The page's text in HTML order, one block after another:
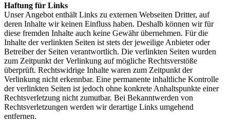
Haftung für Links
Unser Angebot enthält Links zu externen Webseiten Dritter, auf
deren Inhalte wir keinen Einfluss haben. Deshalb können wir für
diese fremden Inhalte auch keine Gewähr übernehmen. Für die
Inhalte der verlinkten Seiten ist stets der jeweilige Anbieter oder
Betreiber der Seiten verantwortlich. Die verlinkten Seiten wurden
zum Zeitpunkt der Verlinkung auf mögliche Rechtsverstöße
überprüft. Rechtswidrige Inhalte waren zum Zeitpunkt der
Verlinkung nicht erkennbar. Eine permanente inhaltliche Kontrolle
der verlinkten Seiten ist jedoch ohne konkrete Anhaltspunkte einer
Rechtsverletzung nicht zumutbar. Bei Bekanntwerden von
Rechtsverletzungen werden wir derartige Links umgehend
entfernen.